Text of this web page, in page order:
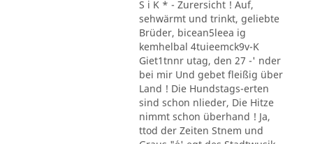
S i K * - Zurersicht ! Auf,
sehwärmt und trinkt, geliebte
Brüder, bicean5leea ig
kemhelbal 4tuieemck9v-K
Giet1tnnr utag, den 27 -' nder
bei mir Und gebet fleißig über
Land ! Die Hundstags-erten
sind schon nlieder, Die Hitze
nimmt schon überhand ! Ja,
ttod der Zeiten Stnem und